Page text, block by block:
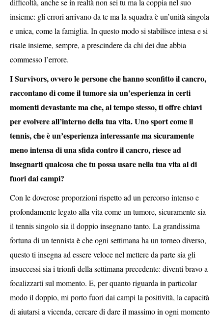
difficoltà, anche se in realtà non sei tu ma la coppia nel suo
insieme: gli errori arrivano da te ma la squadra è un’unità singola
e unica, come la famiglia. In questo modo si stabilisce intesa e si
risale insieme, sempre, a prescindere da chi dei due abbia
commesso l’errore.
I Survivors, ovvero le persone che hanno sconfitto il cancro,
raccontano di come il tumore sia un’esperienza in certi
momenti devastante ma che, al tempo stesso, ti offre chiavi
per evolvere all’interno della tua vita. Uno sport come il
tennis, che è un’esperienza interessante ma sicuramente
meno intensa di una sfida contro il cancro, riesce ad
insegnarti qualcosa che tu possa usare nella tua vita al di
fuori dai campi?
Con le doverose proporzioni rispetto ad un percorso intenso e
profondamente legato alla vita come un tumore, sicuramente sia
il tennis singolo sia il doppio insegnano tanto. La grandissima
fortuna di un tennista è che ogni settimana ha un torneo diverso,
questo ti insegna ad essere veloce nel mettere da parte sia gli
insuccessi sia i trionfi della settimana precedente: diventi bravo a
focalizzarti sul momento. E, per quanto riguarda in particolar
modo il doppio, mi porto fuori dai campi la positività, la capacità
di aiutarsi a vicenda, cercare di dare il massimo in ogni momento